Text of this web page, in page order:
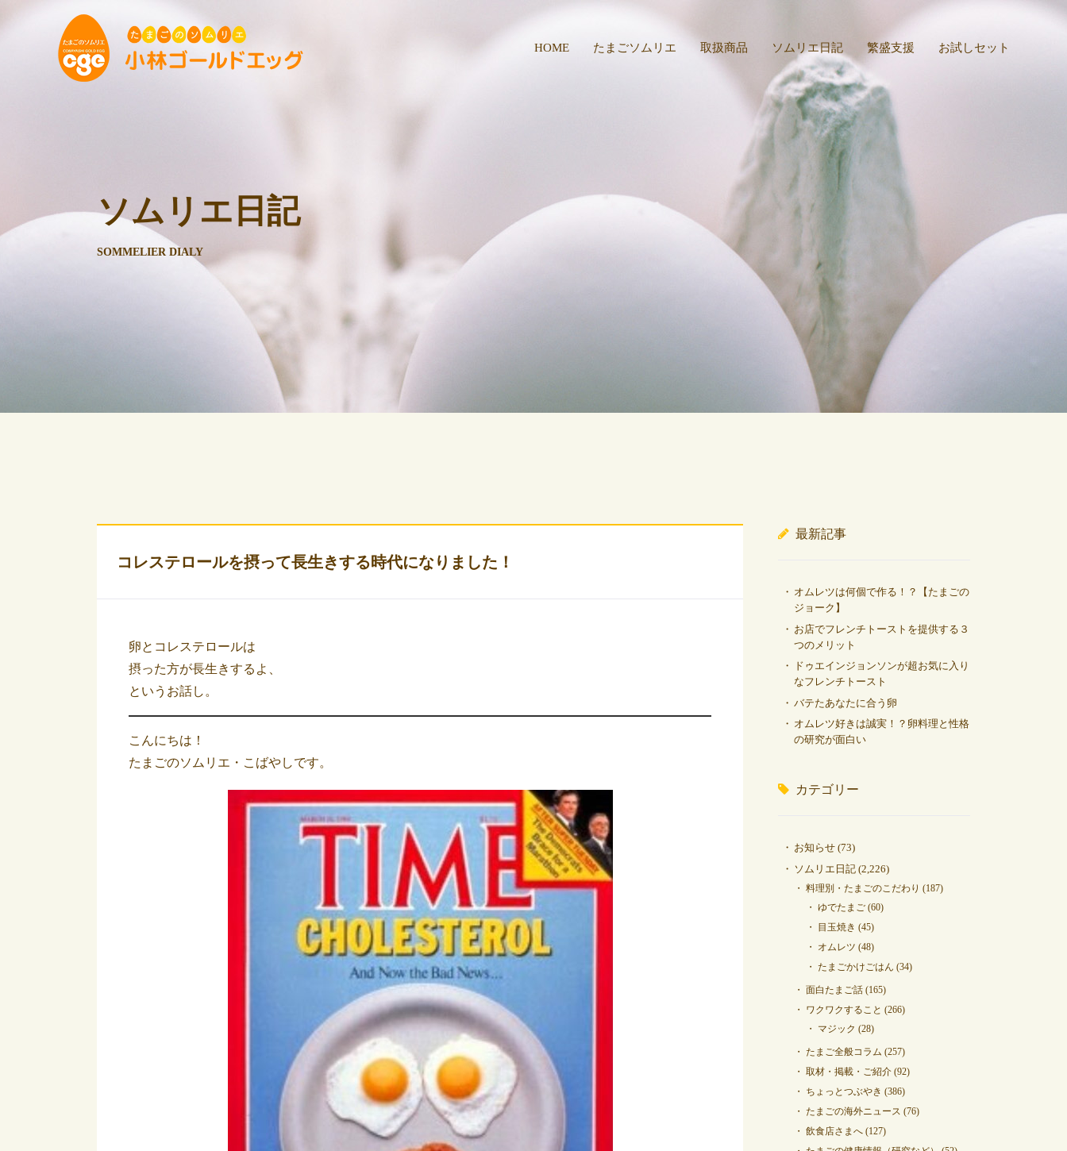
HOME たまごソムリエ 取扱商品 ソムリエ日記 繁盛支援 お試しセット
ソムリエ日記
SOMMELIER DIALY
コレステロールを摂って長生きする時代になりました！
卵とコレステロールは
摂った方が長生きするよ、
というお話し。
こんにちは！
たまごのソムリエ・こばやしです。
最新記事
オムレツは何個で作る！？【たまごの
ジョーク】
お店でフレンチトーストを提供する３
つのメリット
ドゥエインジョンソンが超お気に入り
なフレンチトースト
バテたあなたに合う卵
オムレツ好きは誠実！？卵料理と性格
の研究が面白い
カテゴリー
お知らせ (73)
ソムリエ日記 (2,226)
料理別・たまごのこだわり (187)
ゆでたまご (60)
目玉焼き (45)
オムレツ (48)
たまごかけごはん (34)
面白たまご話 (165)
ワクワクすること (266)
マジック (28)
たまご全般コラム (257)
取材・掲載・ご紹介 (92)
ちょっとつぶやき (386)
たまごの海外ニュース (76)
飲食店さまへ (127)